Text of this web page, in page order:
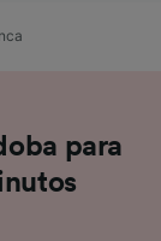
para